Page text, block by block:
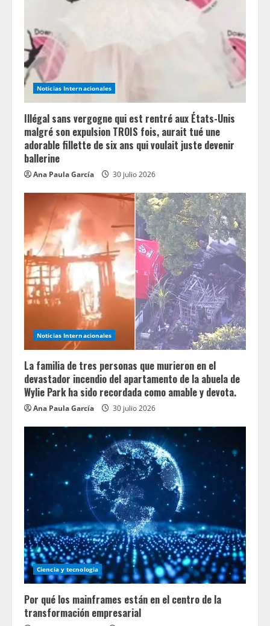
Noticias Internacionales
Illégal sans vergogne qui est rentré aux États-Unis
malgré son expulsion TROIS fois, aurait tué une
adorable fillette de six ans qui voulait juste devenir
ballerine
Ana Paula García 30 julio 2026
Noticias Internacionales
La familia de tres personas que murieron en el
devastador incendio del apartamento de la abuela de
Wylie Park ha sido recordada como amable y devota.
Ana Paula García 30 julio 2026
Ciencia y tecnologia
Por qué los mainframes están en el centro de la
transformación empresarial